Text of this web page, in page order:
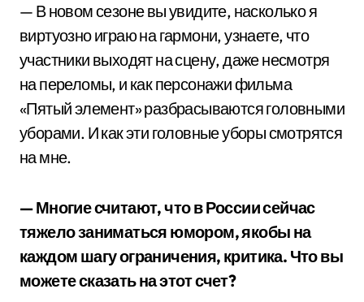
— В новом сезоне вы увидите, насколько я
виртуозно играю на гармони, узнаете, что
участники выходят на сцену, даже несмотря
на переломы, и как персонажи фильма
«Пятый элемент» разбрасываются головными
уборами. И как эти головные уборы смотрятся
на мне.
— Многие считают, что в России сейчас
тяжело заниматься юмором, якобы на
каждом шагу ограничения, критика. Что вы
можете сказать на этот счет?